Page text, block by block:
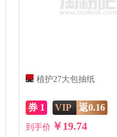
植护27大包抽纸
券 1 VIP 返0.16
到手价 ￥19.74